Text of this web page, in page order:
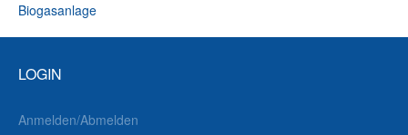
Biogasanlage
LOGIN
Anmelden/Abmelden